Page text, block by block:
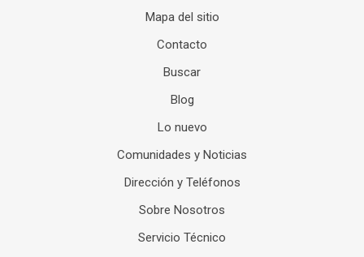
Mapa del sitio
Contacto
Buscar
Blog
Lo nuevo
Comunidades y Noticias
Dirección y Teléfonos
Sobre Nosotros
Servicio Técnico